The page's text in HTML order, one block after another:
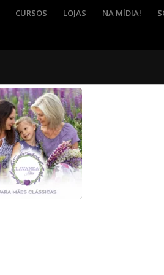
CURSOS LOJAS NA MÍDIA!